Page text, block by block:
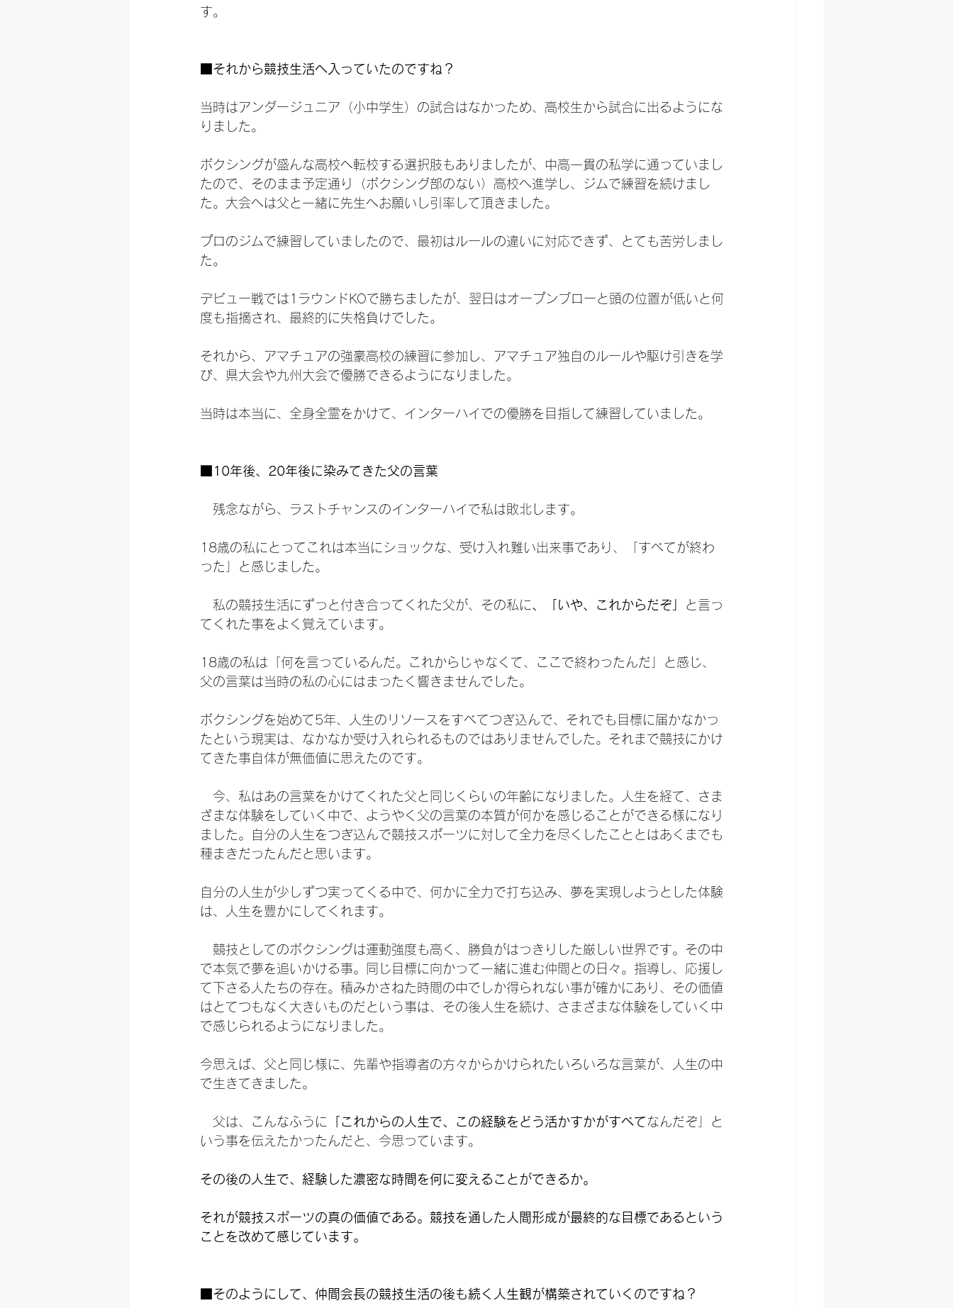
す。
■それから競技生活へ入っていたのですね？
当時はアンダージュニア（小中学生）の試合はなかっため、高校生から試合に出るようにな
りました。
ボクシングが盛んな高校へ転校する選択肢もありましたが、中高一貫の私学に通っていまし
たので、そのまま予定通り（ボクシング部のない）高校へ進学し、ジムで練習を続けまし
た。大会へは父と一緒に先生へお願いし引率して頂きました。
プロのジムで練習していましたので、最初はルールの違いに対応できず、とても苦労しまし
た。
デビュー戦では1ラウンドKOで勝ちましたが、翌日はオープンブローと頭の位置が低いと何
度も指摘され、最終的に失格負けでした。
それから、アマチュアの強豪高校の練習に参加し、アマチュア独自のルールや駆け引きを学
び、県大会や九州大会で優勝できるようになりました。
当時は本当に、全身全霊をかけて、インターハイでの優勝を目指して練習していました。
■10年後、20年後に染みてきた父の言葉
残念ながら、ラストチャンスのインターハイで私は敗北します。
18歳の私にとってこれは本当にショックな、受け入れ難い出来事であり、「すべてが終わ
った」と感じました。
私の競技生活にずっと付き合ってくれた父が、その私に、「いや、これからだぞ」
と言っ
てくれた事をよく覚えています。
18歳の私は「何を言っているんだ。これからじゃなくて、ここで終わったんだ」と感じ、
父の言葉は当時の私の心にはまったく響きませんでした。
ボクシングを始めて5年、人生のリソースをすべてつぎ込んで、それでも目標に届かなかっ
たという現実は、なかなか受け入れられるものではありませんでした。それまで競技にかけ
てきた事自体が無価値に思えたのです。
今、私はあの言葉をかけてくれた父と同じくらいの年齢になりました。人生を経て、さま
ざまな体験をしていく中で、ようやく父の言葉の本質が何かを感じることができる様になり
ました。自分の人生をつぎ込んで競技スポーツに対して全力を尽くしたこととはあくまでも
種まきだったんだと思います。
自分の人生が少しずつ実ってくる中で、何かに全力で打ち込み、夢を実現しようとした体験
は、人生を豊かにしてくれます。
競技としてのボクシングは運動強度も高く、勝負がはっきりした厳しい世界です。その中
で本気で夢を追いかける事。同じ目標に向かって一緒に進む仲間との日々。指導し、応援し
て下さる人たちの存在。積みかさねた時間の中でしか得られない事が確かにあり、その価値
はとてつもなく大きいものだという事は、その後人生を続け、さまざまな体験をしていく中
で感じられるようになりました。
今思えば、父と同じ様に、先輩や指導者の方々からかけられたいろいろな言葉が、人生の中
で生きてきました。
父は、こんなふうに 「これからの人生で、この経験をどう活かすかがすべて なんだぞ」と
いう事を伝えたかったんだと、今思っています。
その後の人生で、経験した濃密な時間を何に変えることができるか。
それが競技スポーツの真の価値である。競技を通した人間形成が最終的な目標であるという
ことを改めて感じています。
■そのようにして、仲間会長の競技生活の後も続く人生観が構築されていくのですね？